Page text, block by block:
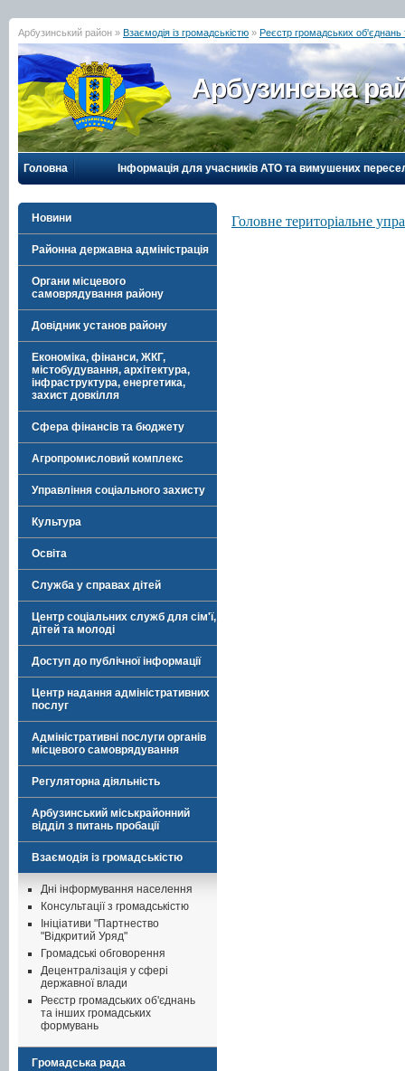
Арбузинський район » Взаємодія із громадськістю » Реєстр громадських
Арбузинська
Головна Інформація для учасників АТО та вимушених
Новини
Районна державна адміністрація
Органи місцевого
самоврядування району
Довідник установ району
Економіка, фінанси, ЖКГ,
містобудування, архітектура,
інфраструктура, енергетика,
захист довкілля
Сфера фінансів та бюджету
Агропромисловий комплекс
Управління соціального захисту
Культура
Освіта
Служба у справах дітей
Центр соціальних служб для сім'ї,
дітей та молоді
Доступ до публічної інформації
Центр надання адміністративних
послуг
Адміністративні послуги органів
місцевого самоврядування
Регуляторна діяльність
Арбузинський міськрайонний
відділ з питань пробації
Взаємодія із громадськістю
Дні інформування населення
Консультації з громадськістю
Ініціативи "Партнество
"Відкритий Уряд"
Громадські обговорення
Децентралізація у сфері
державної влади
Реєстр громадських об'єднань
та інших громадських
формувань
Громадська рада
Головне територіальне